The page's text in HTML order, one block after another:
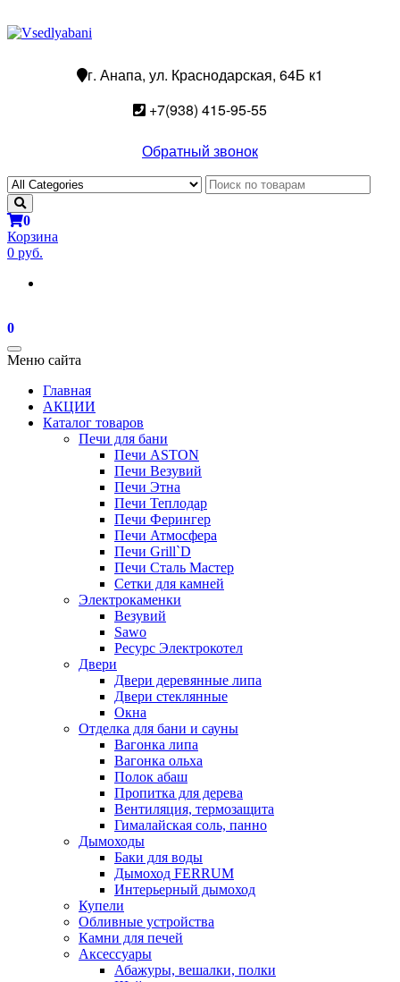
г. Анапа, ул. Краснодарская, 64Б к1
+7(938) 415-95-55
Обратный звонок
0
Корзина
0 руб.
0
Toggle
navigation
Меню сайта
Главная
АКЦИИ
Каталог товаров
Печи для бани
Печи ASTON
Печи Везувий
Печи Этна
Печи Теплодар
Печи Ферингер
Печи Атмосфера
Печи Grill`D
Печи Сталь Мастер
Сетки для камней
Электрокаменки
Везувий
Sawo
Ресурс Электрокотел
Двери
Двери деревянные липа
Двери стеклянные
Окна
Отделка для бани и сауны
Вагонка липа
Вагонка ольха
Полок абаш
Пропитка для дерева
Вентиляция, термозащита
Гималайская соль, панно
Дымоходы
Баки для воды
Дымоход FERRUM
Интерьерный дымоход
Купели
Обливные устройства
Камни для печей
Аксессуары
Абажуры, вешалки, полки